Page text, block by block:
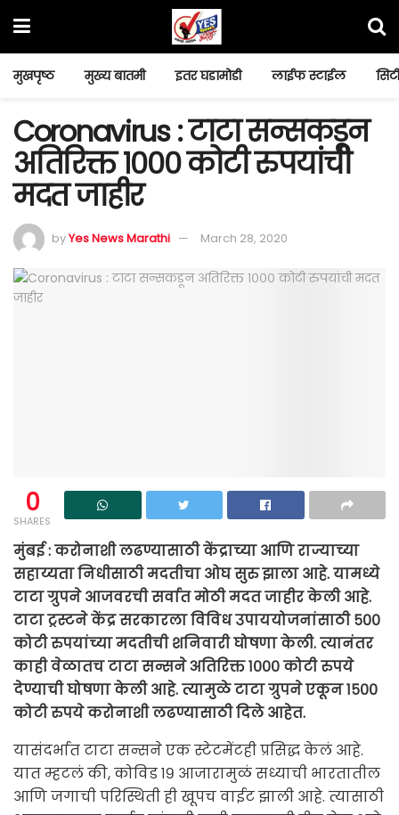
मुखपृष्ठ मुख्य बातमी इतर घडामोडी लाईफ स्टाईल
Coronavirus : टाटा सन्सकडून
अतिरिक्त १००० कोटी रुपयांची
मदत जाहीर
byYes News Marathi March 28, 2020
0
SHARES
मुंबई : करोनाशी लढण्यासाठी केंद्राच्या आणि राज्याच्या
सहाय्यता निधीसाठी मदतीचा ओघ सुरु झाला आहे. यामध्ये
टाटा ग्रुपने आजवरची सर्वात मोठी मदत जाहीर केली आहे.
टाटा ट्रस्टने केंद्र सरकारला विविध उपाययोजनांसाठी ५००
कोटी रुपयांच्या मदतीची शनिवारी घोषणा केली. त्यानंतर
काही वेळातच टाटा सन्सने अतिरिक्त १००० कोटी रुपये
देण्याची घोषणा केली आहे. त्यामुळे टाटा ग्रुपने एकून १५००
कोटी रुपये करोनाशी लढण्यासाठी दिले आहेत.
यासंदर्भात टाटा सन्सने एक स्टेटमेंटही प्रसिद्ध केलं आहे.
यात म्हटलं की, कोविड १९ आजारामुळं सध्याची भारतातील
आणि जगाची परिस्थिती ही खूपच वाईट झाली आहे. त्यासाठी